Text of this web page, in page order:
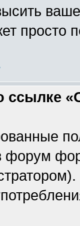
просто
ссылке
форум